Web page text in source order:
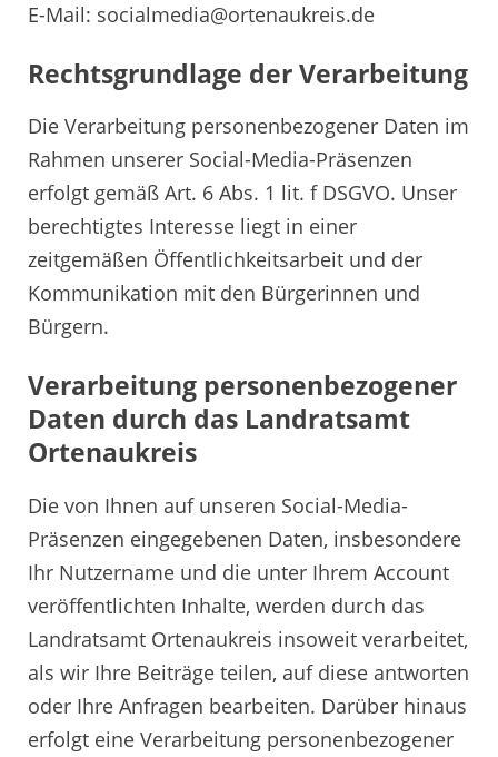
E-Mail: socialmedia@ortenaukreis.de
Rechtsgrundlage der Verarbeitung
Die Verarbeitung personenbezogener Daten im
Rahmen unserer Social-Media-Präsenzen
erfolgt gemäß Art. 6 Abs. 1 lit. f DSGVO. Unser
berechtigtes Interesse liegt in einer
zeitgemäßen Öffentlichkeitsarbeit und der
Kommunikation mit den Bürgerinnen und
Bürgern.
Verarbeitung personenbezogener
Daten durch das Landratsamt
Ortenaukreis
Die von Ihnen auf unseren Social-Media-
Präsenzen eingegebenen Daten, insbesondere
Ihr Nutzername und die unter Ihrem Account
veröffentlichten Inhalte, werden durch das
Landratsamt Ortenaukreis insoweit verarbeitet,
als wir Ihre Beiträge teilen, auf diese antworten
oder Ihre Anfragen bearbeiten. Darüber hinaus
erfolgt eine Verarbeitung personenbezogener